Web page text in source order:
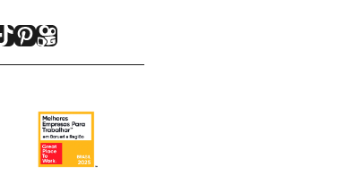
Pinterest
Kwai